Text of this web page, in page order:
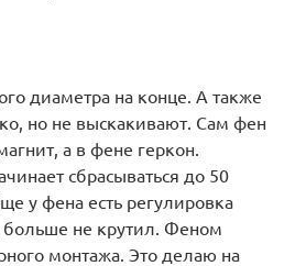
диаметра на конце. А также
но не выскакивают. Сам фен
а в фене геркон.
сбрасываться до 50
у фена есть регулировка
больше не крутил. Феном
монтажа. Это делаю на